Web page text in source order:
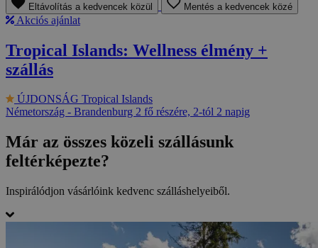
Eltávolítás a kedvencek közül Mentés a kedvencek közé
Akciós ajánlat
Tropical Islands: Wellness élmény +
szállás
ÚJDONSÁG Tropical Islands
Németország - Brandenburg 2 fő részére, 2-tól 2 napig
Már az összes közeli szállásunk
feltérképezte?
Inspirálódjon vásárlóink kedvenc szálláshelyeiből.